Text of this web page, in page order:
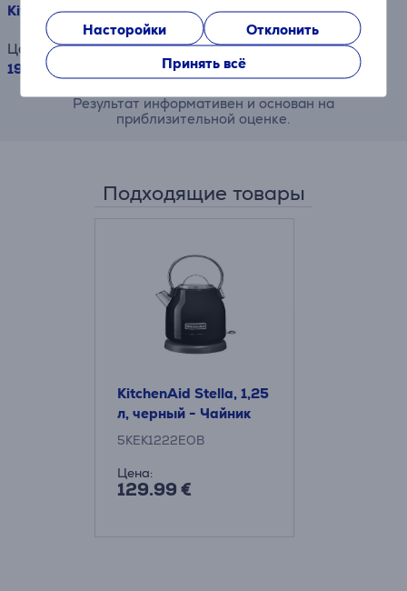
Насторойки
Отклонить
Принять всё
KitchenAid, 980 Вт, черный - Тостер
Цена
199.99 €
Результат информативен и основан на
приблизительной оценке.
Подходящие товары
KitchenAid Stella, 1,25
л, черный - Чайник
5KEK1222EOB
Цена:
129.99 €